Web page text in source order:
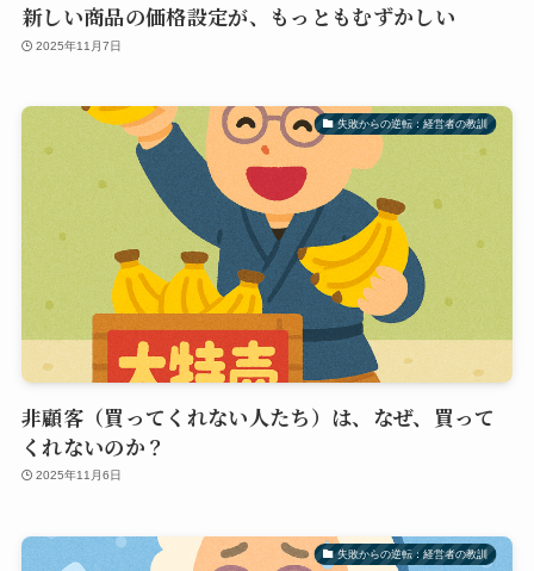
新しい商品の価格設定が、もっともむずかしい
2025年11月7日
失敗からの逆転：経営者の教訓
非顧客（買ってくれない人たち）は、なぜ、買って
くれないのか？
2025年11月6日
失敗からの逆転：経営者の教訓